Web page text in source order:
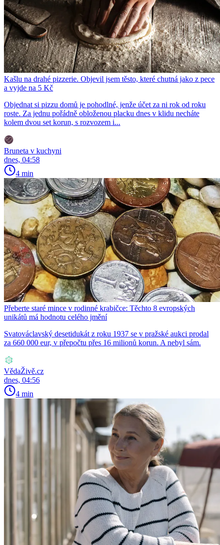
Kašlu na drahé pizzerie. Objevil jsem těsto, které chutná jako z pece
a vyjde na 5 Kč
Objednat si pizzu domů je pohodlné, jenže účet za ni rok od roku
roste. Za jednu pořádně obloženou placku dnes v klidu necháte
kolem dvou set korun, s rozvozem i...
Bruneta v kuchyni
dnes, 04:58
4 min
Přeberte staré mince v rodinné krabičce: Těchto 8 evropských
unikátů má hodnotu celého jmění
Svatováclavský desetidukát z roku 1937 se v pražské aukci prodal
za 660 000 eur, v přepočtu přes 16 milionů korun. A nebyl sám.
VědaŽivě.cz
dnes, 04:56
4 min